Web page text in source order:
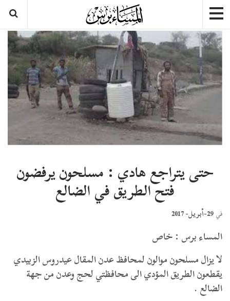
حتى يتراجع هادي : مسلحون يرفضون
فتح الطريق في الضالع
في 29-أبريل- 2017
المساء برس : خاص
لا يزال مسلحون موالون لمحافظ عدن المقال عيدروس الزبيدي
يقطعون الطريق المؤدي الى محافظتي لحج وعدن من جهة
الضالع .